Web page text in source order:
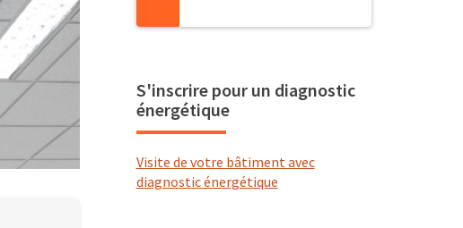
S'inscrire pour un diagnostic
énergétique
Visite de votre bâtiment avec
diagnostic énergétique